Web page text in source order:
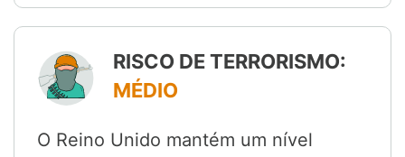
RISCO DE TERRORISMO:
MÉDIO
O Reino Unido mantém um nível